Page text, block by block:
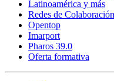
Latinoamérica y más
Redes de Colaboración
Opentop
Imarport
Pharos 39.0
Oferta formativa